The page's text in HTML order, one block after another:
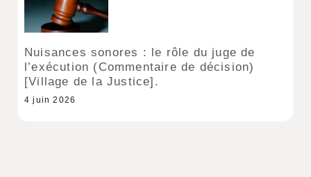
Nuisances sonores : le rôle du juge de
l’exécution (Commentaire de décision)
[Village de la Justice].
4 juin 2026